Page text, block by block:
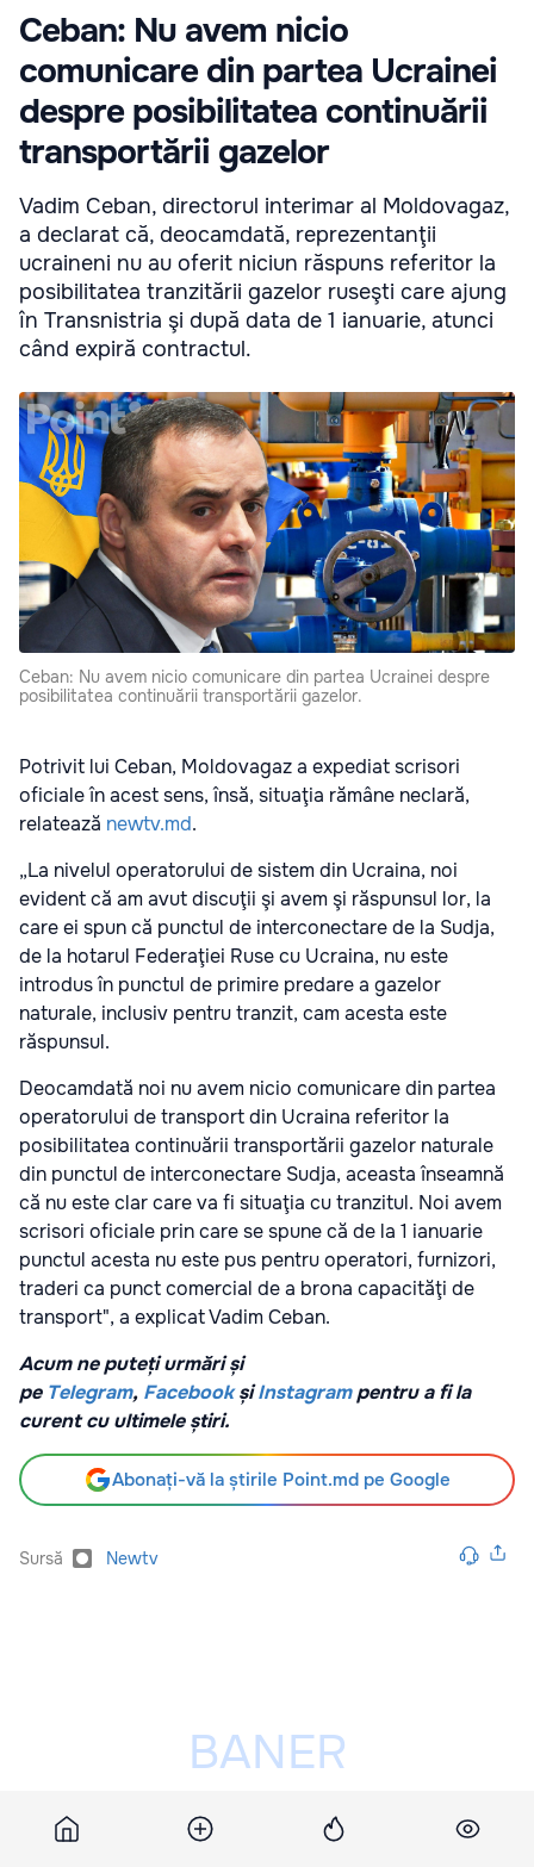
Ceban: Nu avem nicio
comunicare din partea Ucrainei
despre posibilitatea continuării
transportării gazelor
Vadim Ceban, directorul interimar al Moldovagaz,
a declarat că, deocamdată, reprezentanţii
ucraineni nu au oferit niciun răspuns referitor la
posibilitatea tranzitării gazelor ruseşti care ajung
în Transnistria şi după data de 1 ianuarie, atunci
când expiră contractul.
Ceban: Nu avem nicio comunicare din partea Ucrainei despre
posibilitatea continuării transportării gazelor.
Potrivit lui Ceban, Moldovagaz a expediat scrisori
oficiale în acest sens, însă, situaţia rămâne neclară,
relatează newtv.md.
„La nivelul operatorului de sistem din Ucraina, noi
evident că am avut discuţii şi avem şi răspunsul lor, la
care ei spun că punctul de interconectare de la Sudja,
de la hotarul Federaţiei Ruse cu Ucraina, nu este
introdus în punctul de primire predare a gazelor
naturale, inclusiv pentru tranzit, cam acesta este
răspunsul.
Deocamdată noi nu avem nicio comunicare din partea
operatorului de transport din Ucraina referitor la
posibilitatea continuării transportării gazelor naturale
din punctul de interconectare Sudja, aceasta înseamnă
că nu este clar care va fi situaţia cu tranzitul. Noi avem
scrisori oficiale prin care se spune că de la 1 ianuarie
punctul acesta nu este pus pentru operatori, furnizori,
traderi ca punct comercial de a brona capacităţi de
transport", a explicat Vadim Ceban.
Acum ne puteți urmări și
pe Telegram, FacebookșiInstagrampentru a fi la
curent cu ultimele știri.
Abonați-vă la știrile Point.md pe Google
Sursă Newtv